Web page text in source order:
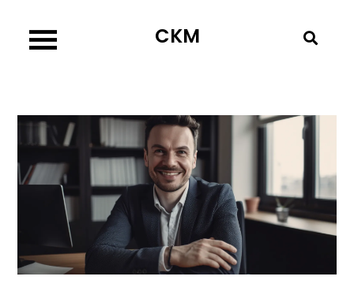
content
CKM